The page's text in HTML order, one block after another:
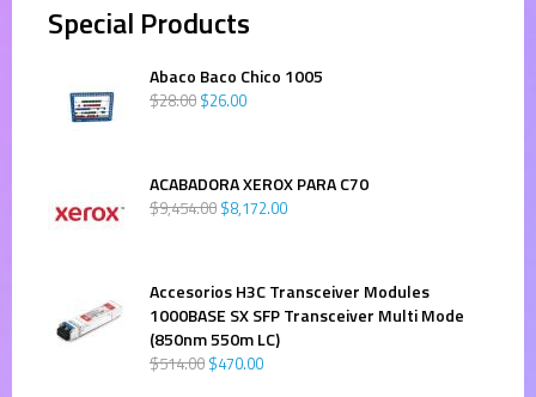
Special Products
Abaco Baco Chico 1005
$28.00 $26.00
ACABADORA XEROX PARA C70
$9,454.00 $8,172.00
Accesorios H3C Transceiver Modules
1000BASE SX SFP Transceiver Multi Mode
(850nm 550m LC)
$514.00 $470.00